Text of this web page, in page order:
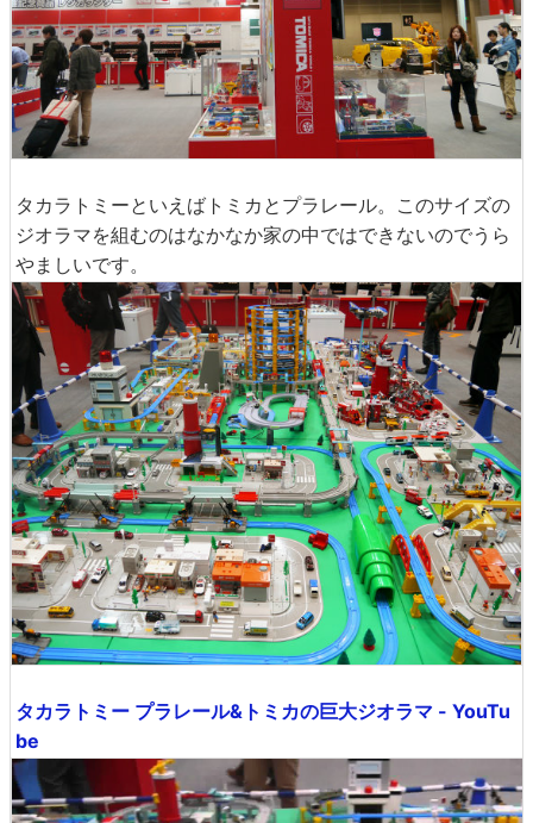
タカラトミーといえばトミカとプラレール。このサイズの
ジオラマを組むのはなかなか家の中ではできないのでうら
やましいです。
タカラトミー プラレール&トミカの巨大ジオラマ - YouTu
be